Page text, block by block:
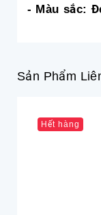
- Màu sắc:
Sản Phẩm
Hết hàng